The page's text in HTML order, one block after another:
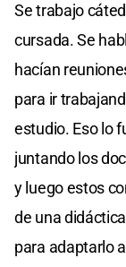
Se trabajo
cursada. Se
hacían
para ir
estudio. Eso lo
juntando los
y luego estos
de una
para adaptarlo